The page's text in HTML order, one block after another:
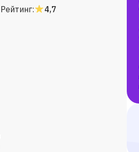
Рейтинг:
4,7